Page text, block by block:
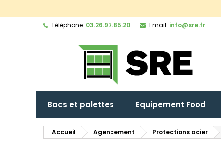
Téléphone: 03.26.97.85.20 Email: info@sre.fr
Bacs et palettes Equipement Food
Accueil Agencement Protections acier